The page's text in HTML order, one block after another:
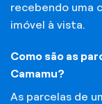
recebendo uma
imóvel à vista.
Como são as
Camamu?
As parcelas de